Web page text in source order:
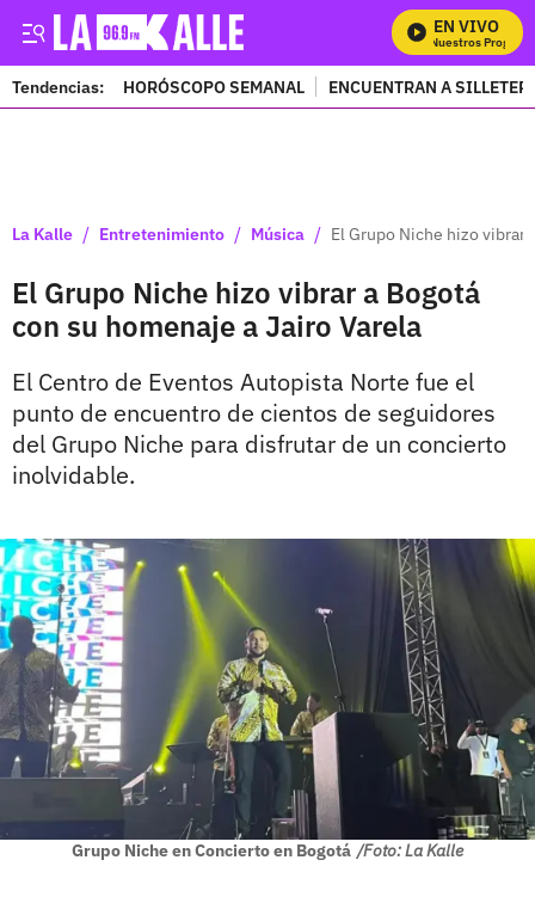
EN VIVO
Mira Todos Nuestros Programas
Tendencias: HORÓSCOPO SEMANAL ENCUENTRAN A
La Kalle / Entretenimiento / Música / El Grupo Niche hizo vibrar
El Grupo Niche hizo vibrar a Bogotá
con su homenaje a Jairo Varela
El Centro de Eventos Autopista Norte fue el
punto de encuentro de cientos de seguidores
del Grupo Niche para disfrutar de un concierto
inolvidable.
Grupo Niche en Concierto en Bogotá /Foto: La Kalle